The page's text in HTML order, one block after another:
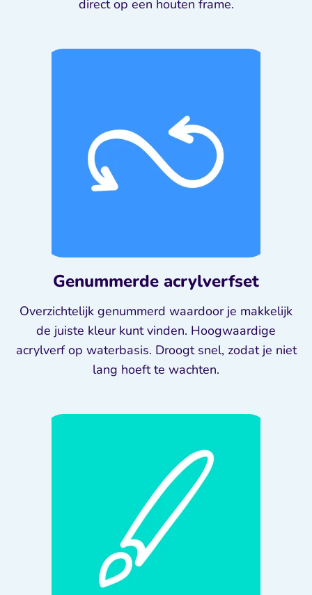
direct op een houten frame.
Genummerde acrylverfset
Overzichtelijk genummerd waardoor je makkelijk
de juiste kleur kunt vinden. Hoogwaardige
acrylverf op waterbasis. Droogt snel, zodat je niet
lang hoeft te wachten.